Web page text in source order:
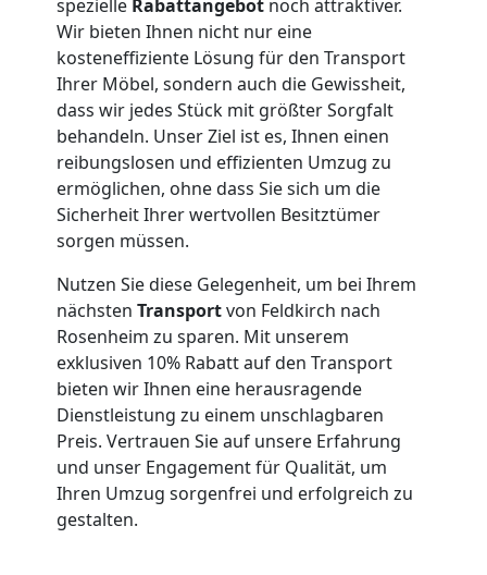
spezielle Rabattangebot noch attraktiver.
Wir bieten Ihnen nicht nur eine
kosteneffiziente Lösung für den Transport
Ihrer Möbel, sondern auch die Gewissheit,
dass wir jedes Stück mit größter Sorgfalt
behandeln. Unser Ziel ist es, Ihnen einen
reibungslosen und effizienten Umzug zu
ermöglichen, ohne dass Sie sich um die
Sicherheit Ihrer wertvollen Besitztümer
sorgen müssen.
Nutzen Sie diese Gelegenheit, um bei Ihrem
nächsten Transportvon Feldkirch nach
Rosenheim zu sparen. Mit unserem
exklusiven 10% Rabatt auf den Transport
bieten wir Ihnen eine herausragende
Dienstleistung zu einem unschlagbaren
Preis. Vertrauen Sie auf unsere Erfahrung
und unser Engagement für Qualität, um
Ihren Umzug sorgenfrei und erfolgreich zu
gestalten.
Umzug
Feldkirch
Qualitäts-
Umzüge
Feldkirch
Vereinsumzug
Feldkirch
Anfrage